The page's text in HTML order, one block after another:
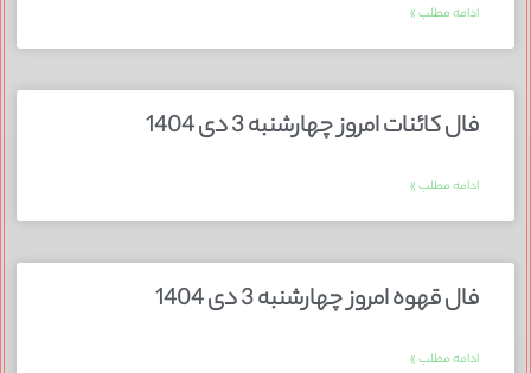
ادامه مطلب »
فال کائنات امروز چهارشنبه 3 دی 1404
ادامه مطلب »
فال قهوه امروز چهارشنبه 3 دی 1404
ادامه مطلب »